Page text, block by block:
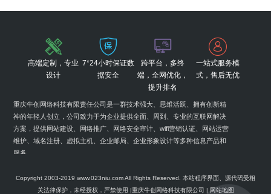
高端定制，专业
设计
7*24小时保证数
据安全
跨平台，多终
端，全网优化，
提升排名
一站式服务模
式，售后无优
重庆牛创网络科技有限责任公司是一群技术强大、思维活跃、拥有创新精
神的年轻人创立，公司致力于为企业提供全面、周到、专业的互联网解决
方案，提供网站建设、网络推广、网络安全审计、wifi营销认证、网站运营
维护、域名注册、虚拟主机、企业邮局、企业形象设计等多种信息产品和
服务。
Copyright 2003-2019 www.023niu.com All Rights Reserved. 本站程序界面、源代码受相
关法律保护，未经授权，严禁使用 |重庆牛创网络科技有限公司 | 网站地图